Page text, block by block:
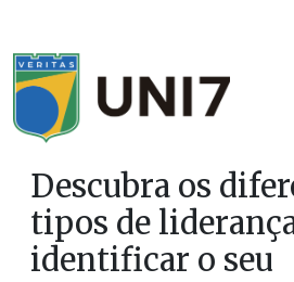
Descubra os
tipos de
identificar o seu